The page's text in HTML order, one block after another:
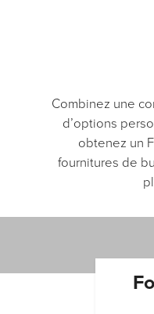
Combinez une
d’options
obtenez un
fournitures de